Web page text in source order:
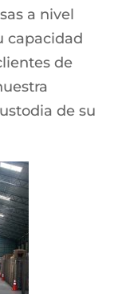
a nivel
capacidad
de
de su